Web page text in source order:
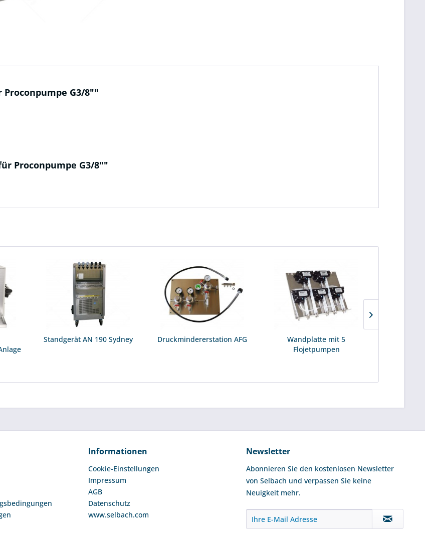
G3/8""
Proconpumpe G3/8""
Standgerät AN 190 Sydney Druckmindererstation AFG
Wandplatte mit 5
Flojetpumpen
Informationen
Cookie-Einstellungen
Impressum
AGB
Datenschutz
www.selbach.com
Newsletter
Abonnieren Sie den kostenlosen Newsletter
von Selbach und verpassen Sie keine
Neuigkeit mehr.